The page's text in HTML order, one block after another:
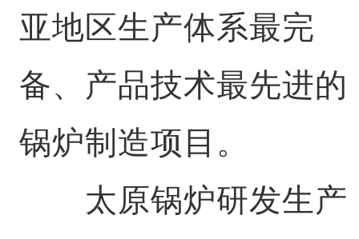
亚地区生产体系最完
备、产品技术最先进的
锅炉制造项目。
太原锅炉研发生产